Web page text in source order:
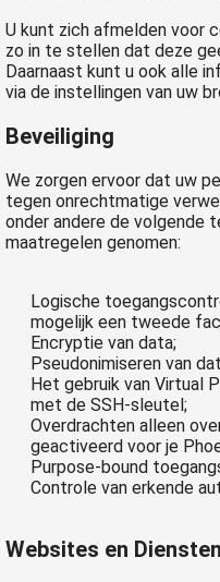
U kunt zich afmelden voor
zo in te stellen dat deze
Daarnaast kunt u ook alle
via de instellingen van uw
Beveiliging
We zorgen ervoor dat uw
tegen onrechtmatige
onder andere de volgende
maatregelen genomen:
Logische
mogelijk een tweede
Encryptie van data;
Pseudonimiseren van
Het gebruik van Virtual
met de SSH-sleutel;
Overdrachten alleen
geactiveerd voor je
Purpose-bound
Controle van erkende
Websites en